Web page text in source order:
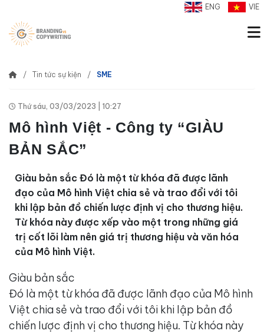
ENG VIE
Tin tức sự kiện SME
Thứ sáu, 03/03/2023 | 10:27
Mô hình Việt - Công ty “GIÀU
BẢN SẮC”
Giàu bản sắc Đó là một từ khóa đã được lãnh
đạo của Mô hình Việt chia sẻ và trao đổi với tôi
khi lập bản đồ chiến lược định vị cho thương hiệu.
Từ khóa này được xếp vào một trong những giá
trị cốt lõi làm nên giá trị thương hiệu và văn hóa
của Mô hình Việt.
Giàu bản sắc
Đó là một từ khóa đã được lãnh đạo của Mô hình
Việt chia sẻ và trao đổi với tôi khi lập bản đồ
chiến lược định vị cho thương hiệu. Từ khóa này